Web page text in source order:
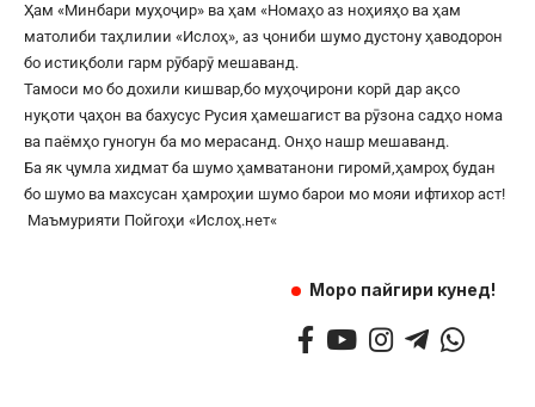
Ҳам «Минбари муҳоҷир» ва ҳам «Номаҳо аз ноҳияҳо ва ҳам
матолиби таҳлилии «Ислоҳ», аз ҷониби шумо дустону ҳаводорон
бо истиқболи гарм рӯбарӯ мешаванд.
Тамоси мо бо дохили кишвар,бо муҳоҷирони корӣ дар ақсо
нуқоти ҷаҳон ва бахусус Русия ҳамешагист ва рӯзона садҳо нома
ва паёмҳо гуногун ба мо мерасанд. Онҳо нашр мешаванд.
Ба як ҷумла хидмат ба шумо ҳамватанони гиромӣ,ҳамроҳ будан
бо шумо ва махсусан ҳамроҳии шумо барои мо мояи ифтихор аст!
Маъмурияти Пойгоҳи «Ислоҳ.нет«
Моро пайгири кунед!